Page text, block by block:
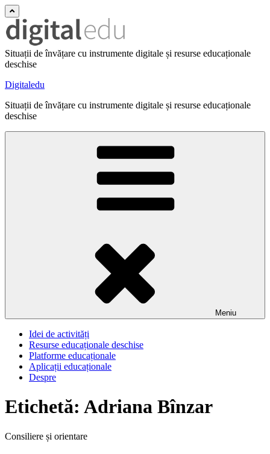
Situații de învățare cu instrumente digitale și resurse educaționale
deschise
Digitaledu
Situații de învățare cu instrumente digitale și resurse educaționale
deschise
Meniu
Idei de activități
Resurse educaționale deschise
Platforme educaționale
Aplicații educaționale
Despre
Etichetă: Adriana Bînzar
Consiliere și orientare